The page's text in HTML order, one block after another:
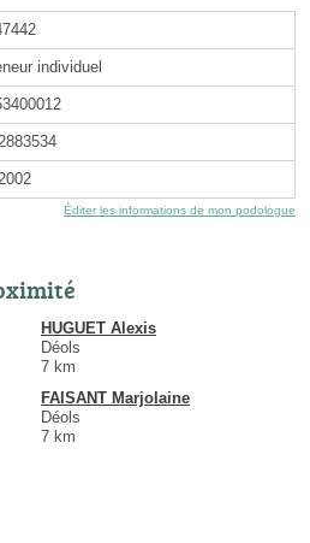
individuel
Éditer les informations de mon podologue
HUGUET Alexis
Déols
7 km
FAISANT Marjolaine
Déols
7 km